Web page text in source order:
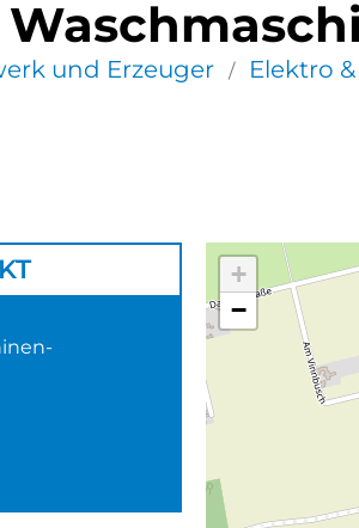
und Erzeuger / Elektro
+
−